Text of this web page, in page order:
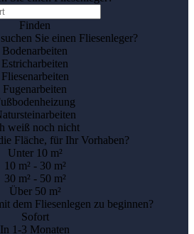
Finden
Sie einen Fliesenleger?
Bodenarbeiten
Estricharbeiten
Fliesenarbeiten
Fugenarbeiten
weiß noch nicht
Fläche, für Ihr Vorhaben?
Unter 10 m²
10 m² - 30 m²
30 m² - 50 m²
Über 50 m²
dem Fliesenlegen zu beginnen?
Sofort
In 1-3 Monaten